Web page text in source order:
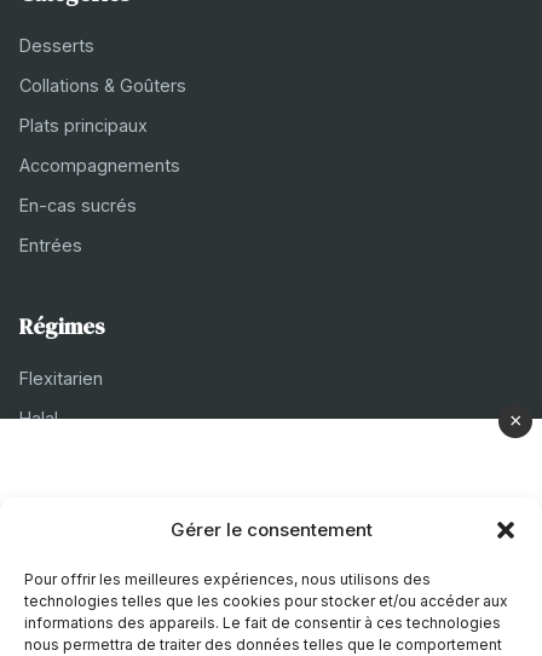
Gérer le consentement
Pour offrir les meilleures expériences, nous utilisons des
technologies telles que les cookies pour stocker et/ou accéder aux
informations des appareils. Le fait de consentir à ces technologies
nous permettra de traiter des données telles que le comportement
Desserts
Collations & Goûters
Plats principaux
Accompagnements
En-cas sucrés
Entrées
Régimes
Flexitarien
Halal
À propos
Mentions légales
×